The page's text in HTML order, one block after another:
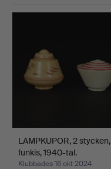
LAMPKUPOR, 2 stycken,
funkis, 1940-tal.
Klubbades 16 okt 2024